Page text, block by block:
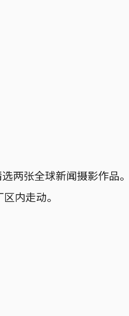
两张全球新闻摄影作品
内走动。